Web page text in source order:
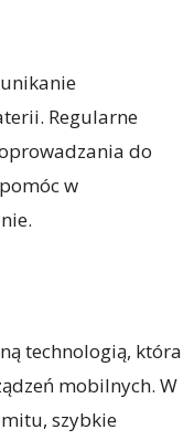
Regularne
do
w
technologią, która
mobilnych. W
szybkie